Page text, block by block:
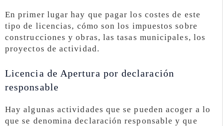
En primer lugar hay que pagar los costes de este
tipo de licencias, cómo son los impuestos sobre
construcciones y obras, las tasas municipales, los
proyectos de actividad.
Licencia de Apertura por declaración
responsable
Hay algunas actividades que se pueden acoger a lo
que se denomina declaración responsable y que